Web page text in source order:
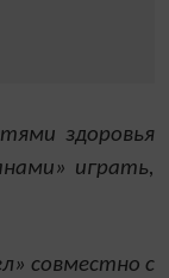
здоровья
играть,
совместно с